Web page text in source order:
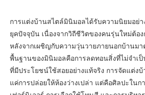
การแต่งบ้านสไตล์มินิมอลได้รับความนิยมอย่า
ยุคปัจจุบัน เนื่องจากวิถีชีวิตของคนรุ่นใหม่ต้อ
หลังจากเผชิญกับความวุ่นวายภายนอกบ้านม
พื้นฐานของมินิมอลคือการลดทอนสิ่งที่ไม่จำเป็
ที่มีประโยชน์ใช้สอยอย่างแท้จริง การจัดแต่ง
แค่การปล่อยให้ห้องว่างเปล่า แต่คือศิลปะในก